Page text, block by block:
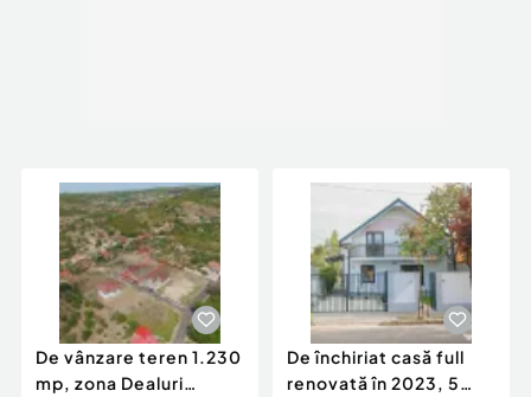
De vânzare teren 1.230
mp, zona Dealuri
De închiriat casă full
renovată în 2023, 5